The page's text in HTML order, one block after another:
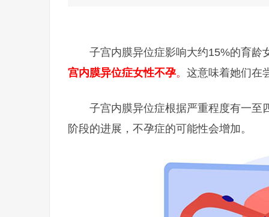
子宫内膜异位症影响大约15%的育龄
宫内膜异位症女性不孕。 这意味着她们在
子宫内膜异位症根据严重程度有一至
阶段的进展，不孕症的可能性会增加。